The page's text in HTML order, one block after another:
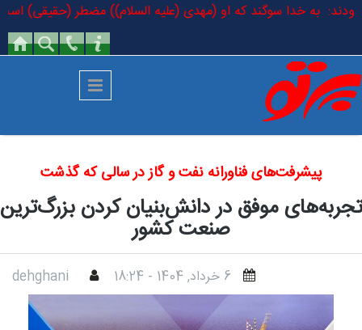
رفتن به محتوای اصلی
فرمودند: به خدا سوگند که او (مهدی (علیه السلام)) مضطر (حقیقی)
پیشرفت‌های فناورانه نفت و گاز در سالی که گذشت
تجربه‌های موفق در دانش‌بنیان کردن بزرگ‌ترین
صنعت کشور
6 خرداد, 1404 - 18:24 dehghani